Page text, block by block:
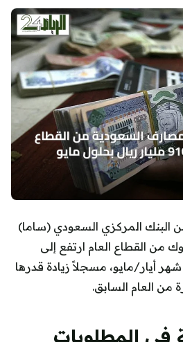
عن البنك المركزي السعودي (ساما)
من القطاع العام ارتفع إلى
شهر أيار/مايو، مسجلاً زيادة قدرها
في المطلوبات